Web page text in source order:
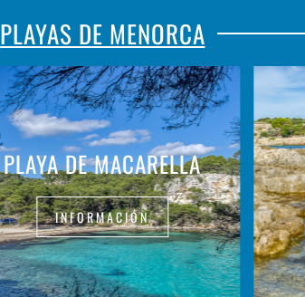
PLAYAS DE MENORCA
PLAYA DE MACARELLA
INFORMACIÓN